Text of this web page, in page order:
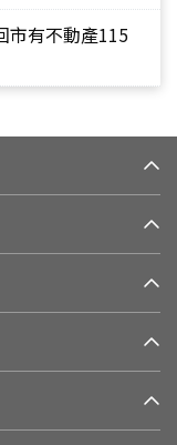
市有不動產115